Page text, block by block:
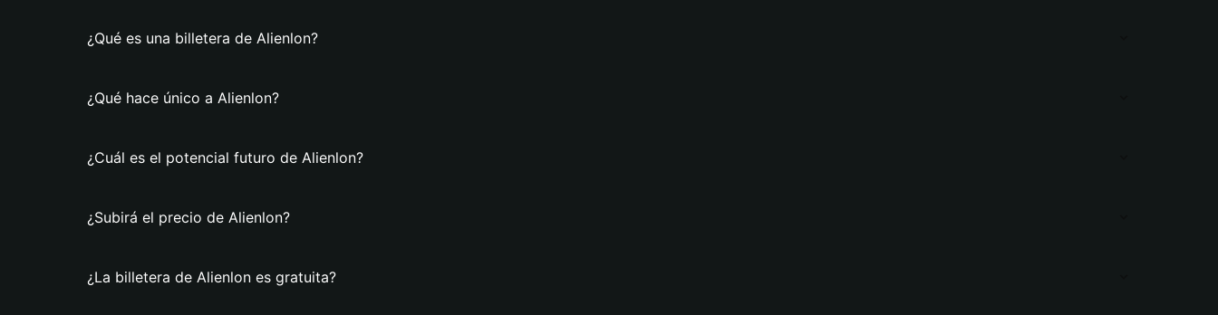
¿Qué es una billetera de Alienlon?
¿Qué hace único a Alienlon?
¿Cuál es el potencial futuro de Alienlon?
¿Subirá el precio de Alienlon?
¿La billetera de Alienlon es gratuita?